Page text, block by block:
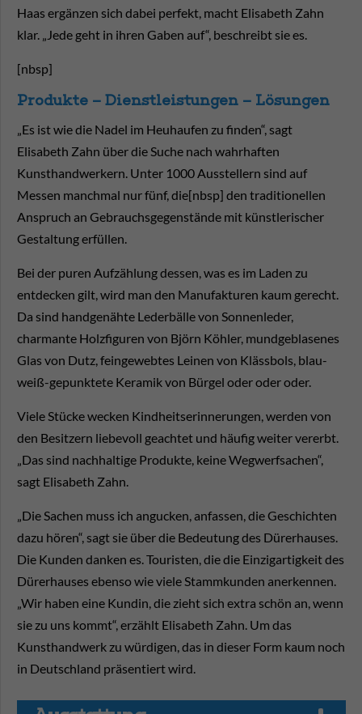
Haas ergänzen sich dabei perfekt, macht Elisabeth Zahn
klar. „Jede geht in ihren Gaben auf“, beschreibt sie es.
[nbsp]
Produkte – Dienstleistungen – Lösungen
„Es ist wie die Nadel im Heuhaufen zu finden“, sagt
Elisabeth Zahn über die Suche nach wahrhaften
Kunsthandwerkern. Unter 1000 Ausstellern sind auf
Messen manchmal nur fünf, die[nbsp] den traditionellen
Anspruch an Gebrauchsgegenstände mit künstlerischer
Gestaltung erfüllen.
Bei der puren Aufzählung dessen, was es im Laden zu
entdecken gilt, wird man den Manufakturen kaum gerecht.
Da sind handgenähte Lederbälle von Sonnenleder,
charmante Holzfiguren von Björn Köhler, mundgeblasenes
Glas von Dutz, feingewebtes Leinen von Klässbols, blau-
weiß-gepunktete Keramik von Bürgel oder oder oder.
Viele Stücke wecken Kindheitserinnerungen, werden von
den Besitzern liebevoll geachtet und häufig weiter vererbt.
„Das sind nachhaltige Produkte, keine Wegwerfsachen“,
sagt Elisabeth Zahn.
„Die Sachen muss ich angucken, anfassen, die Geschichten
dazu hören“, sagt sie über die Bedeutung des Dürerhauses.
Die Kunden danken es. Touristen, die die Einzigartigkeit des
Dürerhauses ebenso wie viele Stammkunden anerkennen.
„Wir haben eine Kundin, die zieht sich extra schön an, wenn
sie zu uns kommt“, erzählt Elisabeth Zahn. Um das
Kunsthandwerk zu würdigen, das in dieser Form kaum noch
in Deutschland präsentiert wird.